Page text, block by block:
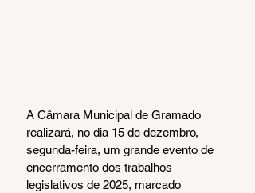
A Câmara Municipal de Gramado
realizará, no dia 15 de dezembro,
segunda-feira, um grande evento de
encerramento dos trabalhos
legislativos de 2025, marcado